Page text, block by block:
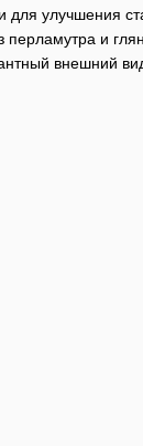
для улучшения
перламутра и
внешний